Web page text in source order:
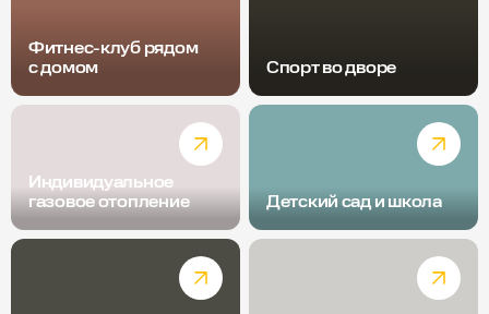
Фитнес-клуб рядом
с домом
Спорт во дворе
Индивидуальное
газовое отопление
Детский сад и школа